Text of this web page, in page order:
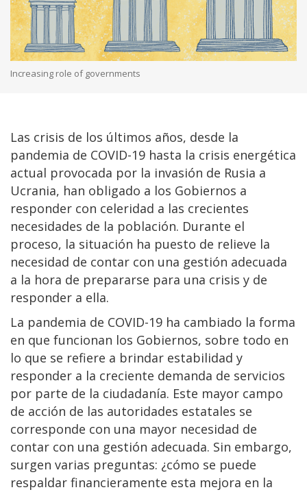
Increasing role of governments
Las crisis de los últimos años, desde la
pandemia de COVID-19 hasta la crisis energética
actual provocada por la invasión de Rusia a
Ucrania, han obligado a los Gobiernos a
responder con celeridad a las crecientes
necesidades de la población. Durante el
proceso, la situación ha puesto de relieve la
necesidad de contar con una gestión adecuada
a la hora de prepararse para una crisis y de
responder a ella.
La pandemia de COVID-19 ha cambiado la forma
en que funcionan los Gobiernos, sobre todo en
lo que se refiere a brindar estabilidad y
responder a la creciente demanda de servicios
por parte de la ciudadanía. Este mayor campo
de acción de las autoridades estatales se
corresponde con una mayor necesidad de
contar con una gestión adecuada. Sin embargo,
surgen varias preguntas: ¿cómo se puede
respaldar financieramente esta mejora en la